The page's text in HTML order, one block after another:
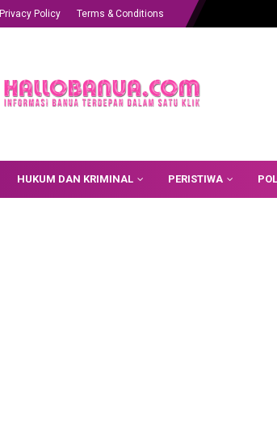
Privacy Policy Terms & Conditions
HUKUM DAN KRIMINAL PERISTIWA